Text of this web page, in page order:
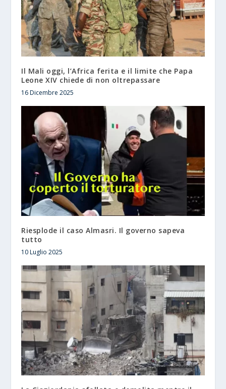
Il Mali oggi, l’Africa ferita e il limite che Papa
Leone XIV chiede di non oltrepassare
16 Dicembre 2025
Riesplode il caso Almasri. Il governo sapeva
tutto
10 Luglio 2025